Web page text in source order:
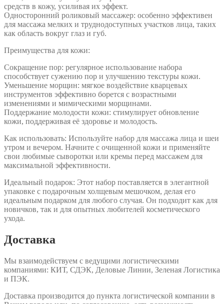
средств в кожу, усиливая их эффект.
Односторонний роликовый массажер: особенно эффективен
для массажа мелких и труднодоступных участков лица, таких
как область вокруг глаз и губ.
Преимущества для кожи:
Сокращение пор: регулярное использование набора
способствует сужению пор и улучшению текстуры кожи.
Уменьшение морщин: мягкое воздействие кварцевых
инструментов эффективно борется с возрастными
изменениями и мимическими морщинами.
Поддержание молодости кожи: стимулирует обновление
кожи, поддерживая её здоровье и молодость.
Как использовать: Используйте набор для массажа лица и шеи
утром и вечером. Начните с очищенной кожи и применяйте
свои любимые сыворотки или кремы перед массажем для
максимальной эффективности.
Идеальный подарок: Этот набор поставляется в элегантной
упаковке с подарочным холщевым мешочком, делая его
идеальным подарком для любого случая. Он подходит как для
новичков, так и для опытных любителей косметического
ухода.
Доставка
Мы взаимодействуем с ведущими логистическими
компаниями: КИТ, СДЭК, Деловые Линии, Зеленая Логистика
и ПЭК.
Доставка производится до пункта логистической компании в